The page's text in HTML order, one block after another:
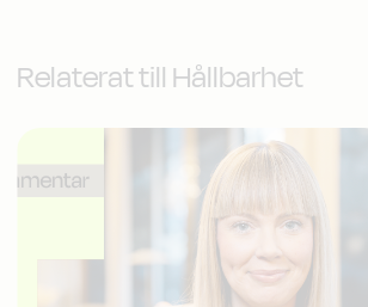
Relaterat till Hållbarhet